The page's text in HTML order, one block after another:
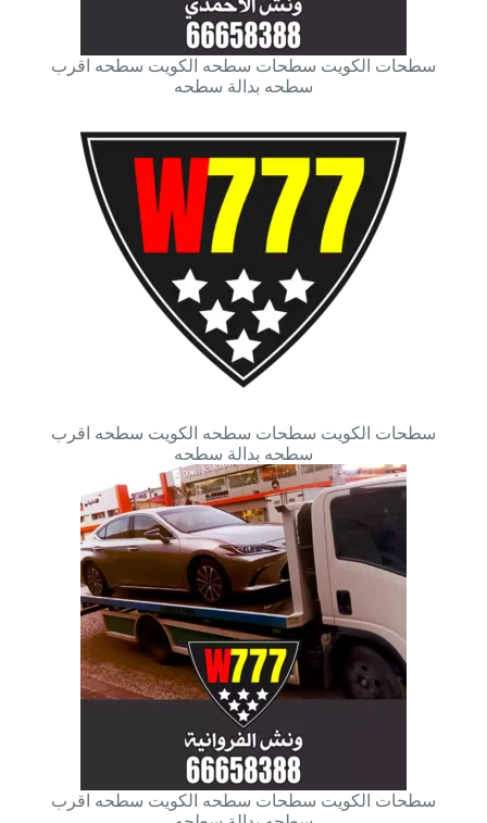
سطحات الكويت سطحات سطحه الكويت سطحه اقرب
سطحه بدالة سطحه
سطحات الكويت سطحات سطحه الكويت سطحه اقرب
سطحه بدالة سطحه
سطحات الكويت سطحات سطحه الكويت سطحه اقرب